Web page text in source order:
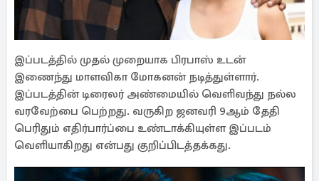
இப்படத்தில் முதல் முறையாக பிரபாஸ் உடன்
இணைந்து மாளவிகா மோகனன் நடித்துள்ளார்.
இப்படத்தின் டிரைலர் அண்மையில் வெளிவந்து நல்ல
வரவேற்பை பெற்றது. வருகிற ஜனவரி 9ஆம் தேதி
பெரிதும் எதிர்பார்ப்பை உண்டாக்கியுள்ள இப்படம்
வெளியாகிறது என்பது குறிப்பிடத்தக்கது.